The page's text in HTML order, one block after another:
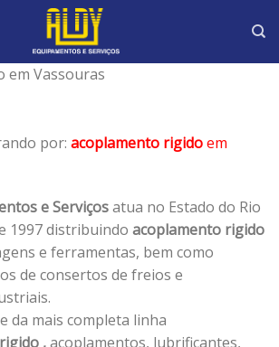
em Vassouras
por: acoplamento rigidoem
e Serviçosatua no Estado do Rio
1997 distribuindo acoplamento rigido
e ferramentas, bem como
de consertos de freios e
da mais completa linha
,acoplamentos, lubrificantes,